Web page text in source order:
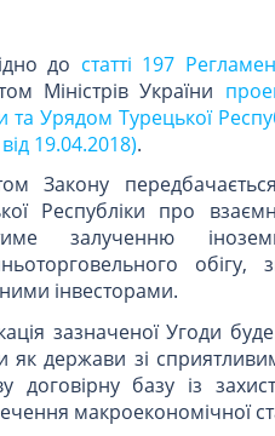
до статті 197
Міністрів України
та Урядом Турецької
19.04.2018).
Закону
Республіки про
залученню
інвесторами.
зазначеної Угоди
як держави зі
договірну базу із
макроекономічної